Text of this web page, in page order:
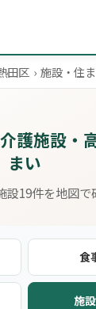
田区 › 施設・住
護施設・
まい
19件を地図で
食
施